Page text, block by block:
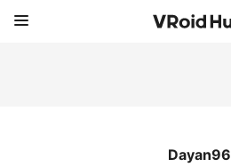
Dayan96